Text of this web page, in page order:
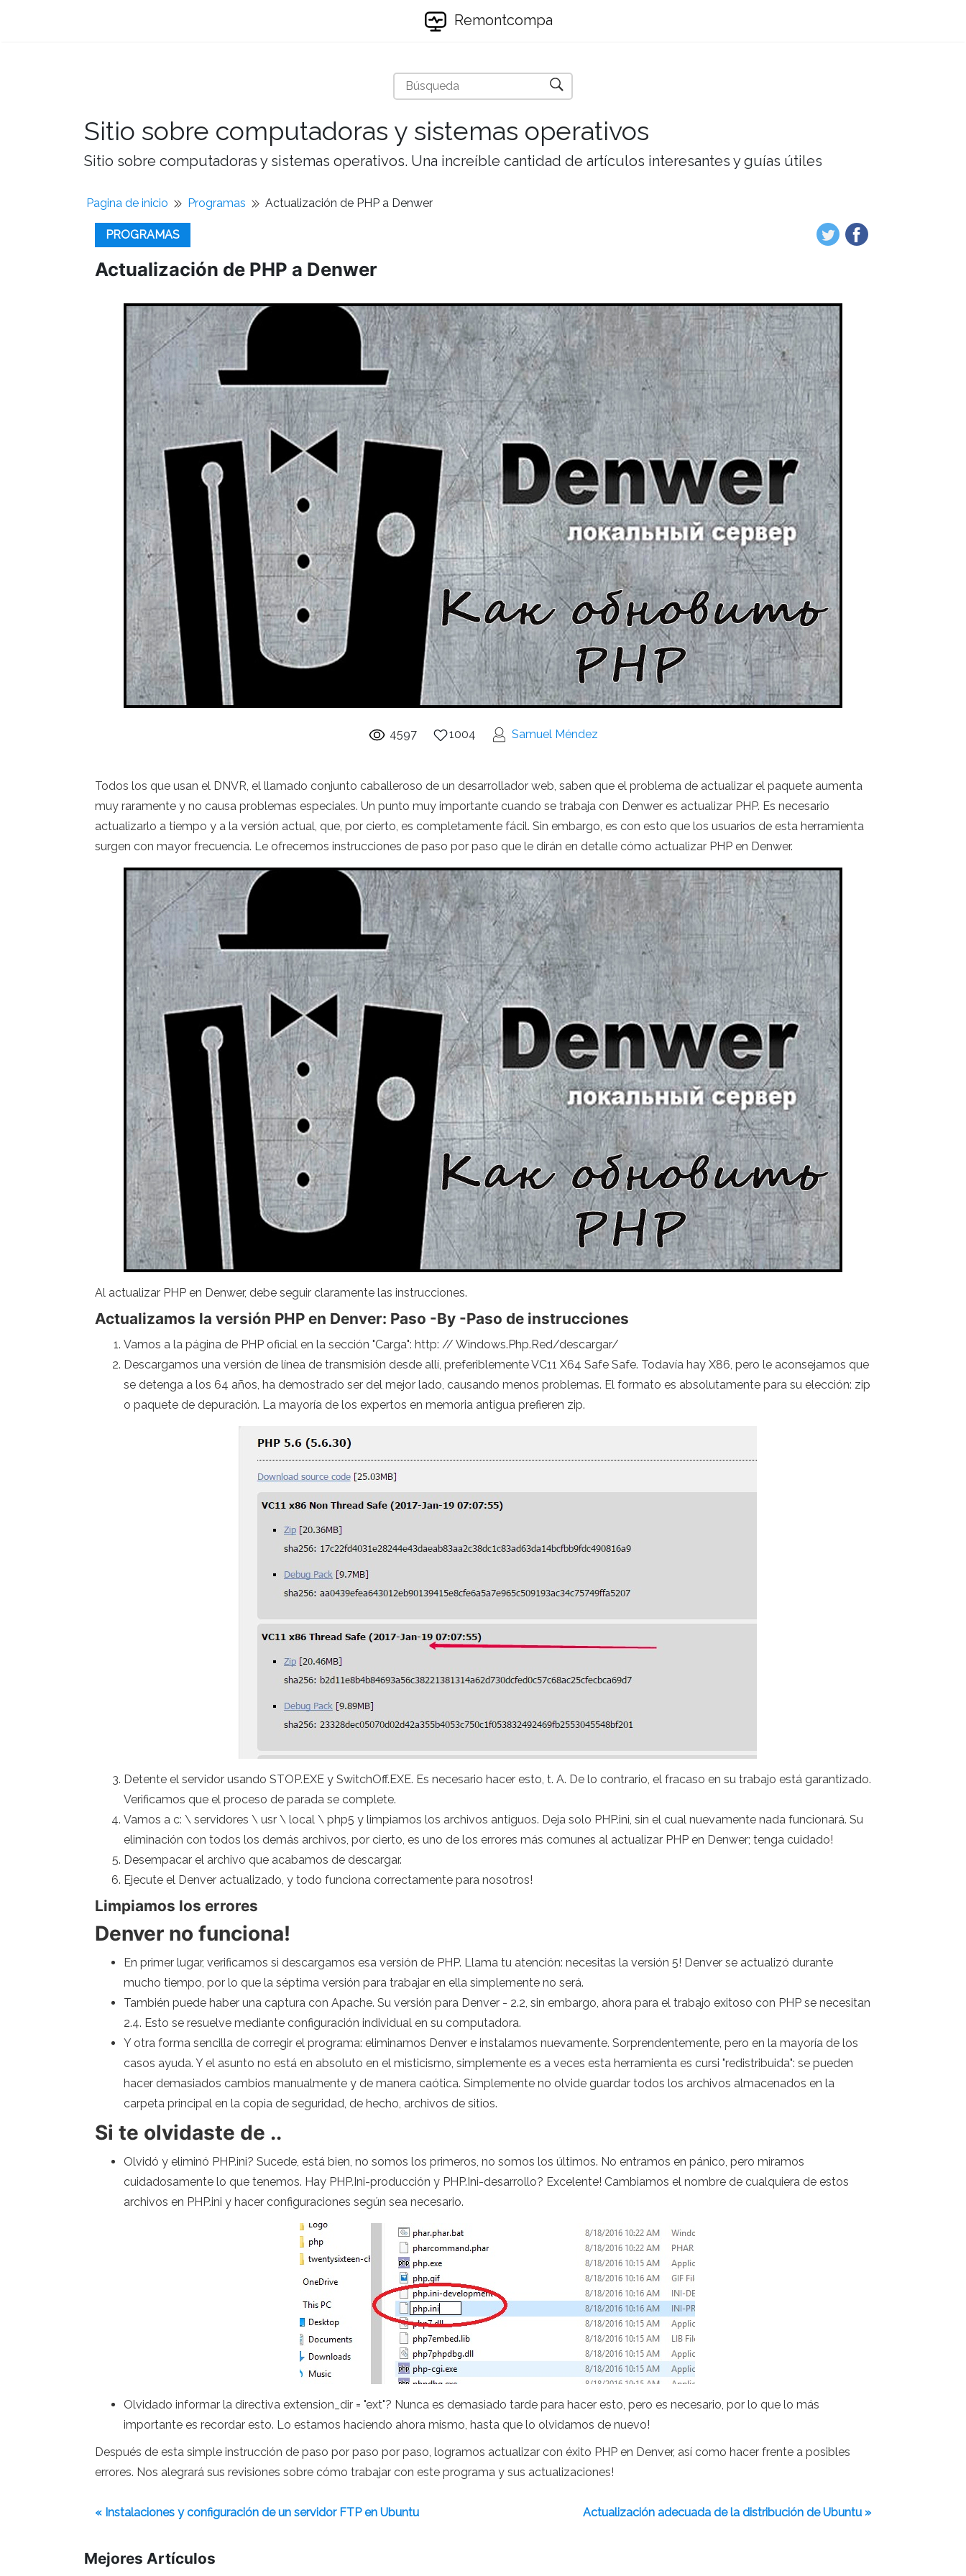
Remontcompa
Sitio sobre computadoras y sistemas operativos
Sitio sobre computadoras y sistemas operativos. Una increíble cantidad de artículos interesantes y guías útiles
Pagina de inicio Programas Actualización de PHP a Denwer
PROGRAMAS
Actualización de PHP a Denwer
4597 1004 Samuel Méndez
Todos los que usan el DNVR, el llamado conjunto caballeroso de un desarrollador web, saben que el problema de actualizar el paquete aumenta
muy raramente y no causa problemas especiales. Un punto muy importante cuando se trabaja con Denwer es actualizar PHP. Es necesario
actualizarlo a tiempo y a la versión actual, que, por cierto, es completamente fácil. Sin embargo, es con esto que los usuarios de esta herramienta
surgen con mayor frecuencia. Le ofrecemos instrucciones de paso por paso que le dirán en detalle cómo actualizar PHP en Denwer.
Al actualizar PHP en Denwer, debe seguir claramente las instrucciones.
Actualizamos la versión PHP en Denver: Paso -By -Paso de instrucciones
Vamos a la página de PHP oficial en la sección "Carga": http: // Windows.Php.Red/descargar/
Descargamos una versión de línea de transmisión desde allí, preferiblemente VC11 X64 Safe Safe. Todavía hay X86, pero le aconsejamos que
se detenga a los 64 años, ha demostrado ser del mejor lado, causando menos problemas. El formato es absolutamente para su elección: zip
o paquete de depuración. La mayoría de los expertos en memoria antigua prefieren zip.
Detente el servidor usando STOP.EXE y SwitchOff.EXE. Es necesario hacer esto, t. A. De lo contrario, el fracaso en su trabajo está garantizado.
Verificamos que el proceso de parada se complete.
Vamos a c: \ servidores \ usr \ local \ php5 y limpiamos los archivos antiguos. Deja solo PHP.ini, sin el cual nuevamente nada funcionará. Su
eliminación con todos los demás archivos, por cierto, es uno de los errores más comunes al actualizar PHP en Denwer; tenga cuidado!
Desempacar el archivo que acabamos de descargar.
Ejecute el Denver actualizado, y todo funciona correctamente para nosotros!
Limpiamos los errores
Denver no funciona!
En primer lugar, verificamos si descargamos esa versión de PHP. Llama tu atención: necesitas la versión 5! Denver se actualizó durante
mucho tiempo, por lo que la séptima versión para trabajar en ella simplemente no será.
También puede haber una captura con Apache. Su versión para Denver - 2.2, sin embargo, ahora para el trabajo exitoso con PHP se necesitan
2.4. Esto se resuelve mediante configuración individual en su computadora.
Y otra forma sencilla de corregir el programa: eliminamos Denver e instalamos nuevamente. Sorprendentemente, pero en la mayoría de los
casos ayuda. Y el asunto no está en absoluto en el misticismo, simplemente es a veces esta herramienta es cursi "redistribuida": se pueden
hacer demasiados cambios manualmente y de manera caótica. Simplemente no olvide guardar todos los archivos almacenados en la
carpeta principal en la copia de seguridad, de hecho, archivos de sitios.
Si te olvidaste de ..
Olvidó y eliminó PHP.ini? Sucede, está bien, no somos los primeros, no somos los últimos. No entramos en pánico, pero miramos
cuidadosamente lo que tenemos. Hay PHP.Ini-producción y PHP.Ini-desarrollo? Excelente! Cambiamos el nombre de cualquiera de estos
archivos en PHP.ini y hacer configuraciones según sea necesario.
Olvidado informar la directiva extension_dir = "ext"? Nunca es demasiado tarde para hacer esto, pero es necesario, por lo que lo más
importante es recordar esto. Lo estamos haciendo ahora mismo, hasta que lo olvidamos de nuevo!
Después de esta simple instrucción de paso por paso por paso, logramos actualizar con éxito PHP en Denver, así como hacer frente a posibles
errores. Nos alegrará sus revisiones sobre cómo trabajar con este programa y sus actualizaciones!
« Instalaciones y configuración de un servidor FTP en Ubuntu Actualización adecuada de la distribución de Ubuntu »
Mejores Artículos